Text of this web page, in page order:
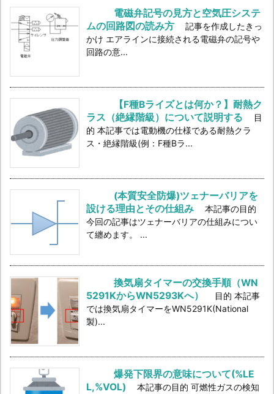
電磁弁記号の見方と空気圧システ
ムの回路図の読み方
記事を作成したきっ
かけ エアラインに接続される電磁弁の記号や
回路の意...
【F種Bライズとは何か？】耐熱ク
ラス（絶縁階級）について説明する
目
的 本記事では電動機の仕様である耐熱クラ
ス・絶縁階級(例：F種Bラ...
(本質安全防爆)ツェナーバリアを
設ける理由とその仕組み
本記事の目的
今回の記事はツェナーバリアの仕組みについ
て纏めます。 ...
換気扇タイマーの交換手順（WN
5291KからWN5293Kへ）
目的 本記事
では換気扇タイマーをWN5291K(National
製)...
爆発下限界の意味について(%LE
L,%VOL)
本記事の目的 可燃性ガスの検知